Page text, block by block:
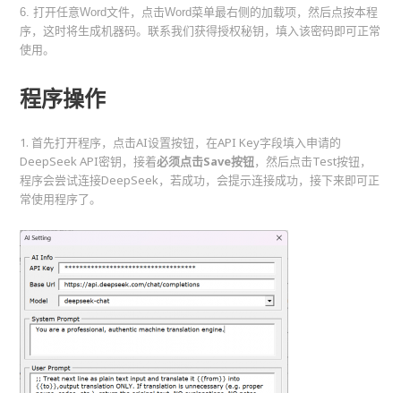
6. 打开任意Word文件，点击Word菜单最右侧的加载项，然后点按本程
序，这时将生成机器码。联系我们获得授权秘钥，填入该密码即可正常
使用。
程序操作
1. 首先打开程序，点击AI设置按钮，在API Key字段填入申请的
DeepSeek API密钥，接着必须点击Save按钮，然后点击Test按钮，
程序会尝试连接DeepSeek，若成功，会提示连接成功，接下来即可正
常使用程序了。